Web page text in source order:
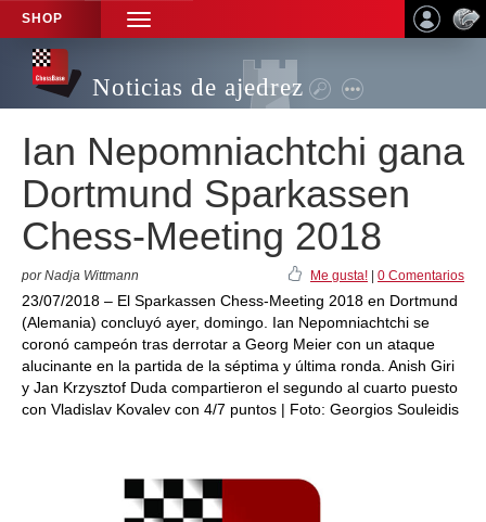
SHOP
TOGGLE
NAVIGATION
Noticias de ajedrez
Ian Nepomniachtchi gana
Dortmund Sparkassen
Chess-Meeting 2018
por Nadja Wittmann Me gusta! 0 Comentarios
23/07/2018 – El Sparkassen Chess-Meeting 2018 en Dortmund
(Alemania) concluyó ayer, domingo. Ian Nepomniachtchi se
coronó campeón tras derrotar a Georg Meier con un ataque
alucinante en la partida de la séptima y última ronda. Anish Giri
y Jan Krzysztof Duda compartieron el segundo al cuarto puesto
con Vladislav Kovalev con 4/7 puntos | Foto: Georgios Souleidis